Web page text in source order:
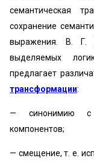
семантическая
сохранение
выражения. В. Г.
выделяемых
предлагает
трансформации:
— синонимию с
компонентов;
— смещение, т. е.